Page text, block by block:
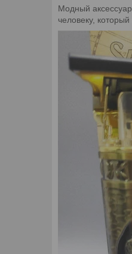
Модный
человеку,